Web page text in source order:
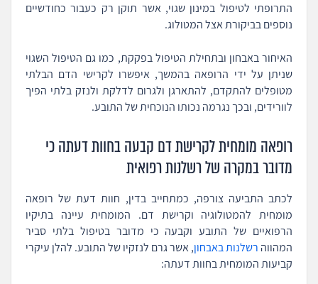
התרופתי לטיפול במינון שגוי, אשר תוקן רק כעבור כחודשיים
נוספים בביקורת אצל המטולוג.
האיחור באבחון ובתחילת הטיפול בפקקת, כמו גם הטיפול השגוי
שניתן על ידי הרופאה בהמשך, איפשרו לקרישי הדם הבלתי
מטופלים להתקדם, להתארגן ולגרום לדלקת ולנזק בלתי הפיך
לוורידים, ובכך נגרמה נכותו הנוכחית של התובע.
רופאה מומחית לקרישת דם קבעה בחוות דעתה כי
מדובר במקרה של רשלנות רפואית
לכתב התביעה צורפה, כמתחייב בדין, חוות דעת של רופאה
מומחית להמטולוגיה וקרישת דם. המומחית עיינה בתיקיו
הרפואיים של התובע וקבעה כי מדובר בטיפול בלתי סביר
המהווה רשלנות באבחון, אשר גרם לנזקיו של התובע. להלן עיקרי
קביעות המומחית בחוות דעתה: